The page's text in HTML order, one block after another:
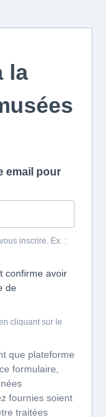
la
email pour
inscrire. Ex. :
confirme avoir
de
cliquant sur le
que plateforme
formulaire,
fournies soient
traitées